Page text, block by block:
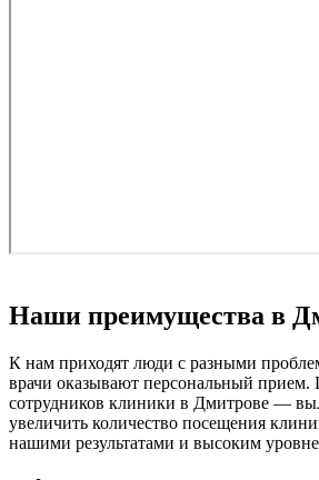
Наши преимущества в
К нам приходят люди с разными
врачи оказывают персональный прием.
сотрудников клиники в Дмитрове —
увеличить количество посещения
нашими результатами и высоким